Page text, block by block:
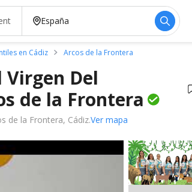
en Cádiz Arcos de la Frontera
Del
de la Frontera
de la Frontera, Cádiz.Ver mapa